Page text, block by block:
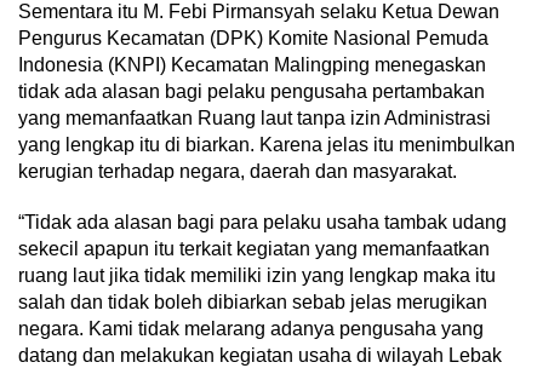
Sementara itu M. Febi Pirmansyah selaku Ketua Dewan
Pengurus Kecamatan (DPK) Komite Nasional Pemuda
Indonesia (KNPI) Kecamatan Malingping menegaskan
tidak ada alasan bagi pelaku pengusaha pertambakan
yang memanfaatkan Ruang laut tanpa izin Administrasi
yang lengkap itu di biarkan. Karena jelas itu menimbulkan
kerugian terhadap negara, daerah dan masyarakat.
“Tidak ada alasan bagi para pelaku usaha tambak udang
sekecil apapun itu terkait kegiatan yang memanfaatkan
ruang laut jika tidak memiliki izin yang lengkap maka itu
salah dan tidak boleh dibiarkan sebab jelas merugikan
negara. Kami tidak melarang adanya pengusaha yang
datang dan melakukan kegiatan usaha di wilayah Lebak